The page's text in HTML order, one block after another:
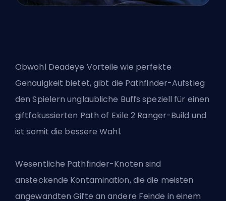
Obwohl Deadeye Vorteile wie perfekte
Genauigkeit bietet, gibt die Pathfinder-Aufstieg
den Spielern unglaubliche Buffs speziell für einen
giftfokussierten Path of Exile 2 Ranger-Build und
ist somit die bessere Wahl.
Wesentliche Pathfinder-Knoten sind
ansteckende Kontamination, die die meisten
angewandten Gifte an andere Feinde in einem